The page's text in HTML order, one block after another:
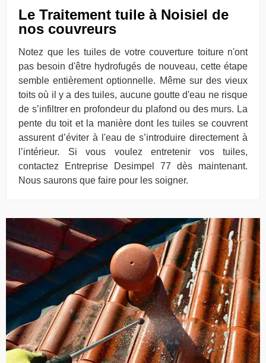
Le Traitement tuile à Noisiel de
nos couvreurs
Notez que les tuiles de votre couverture toiture n'ont
pas besoin d'être hydrofugés de nouveau, cette étape
semble entièrement optionnelle. Même sur des vieux
toits où il y a des tuiles, aucune goutte d'eau ne risque
de s’infiltrer en profondeur du plafond ou des murs. La
pente du toit et la manière dont les tuiles se couvrent
assurent d’éviter à l'eau de s’introduire directement à
l’intérieur. Si vous voulez entretenir vos tuiles,
contactez Entreprise Desimpel 77 dès maintenant.
Nous saurons que faire pour les soigner.